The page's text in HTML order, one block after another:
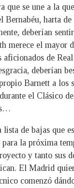
que se une a la
Bernabéu, harta de
deberían
merece el mayor
aficionados de
deberían
Barnett a los
el Clásico
lista de bajas que
la próxima
y tanto sus
El Madrid
comenzó